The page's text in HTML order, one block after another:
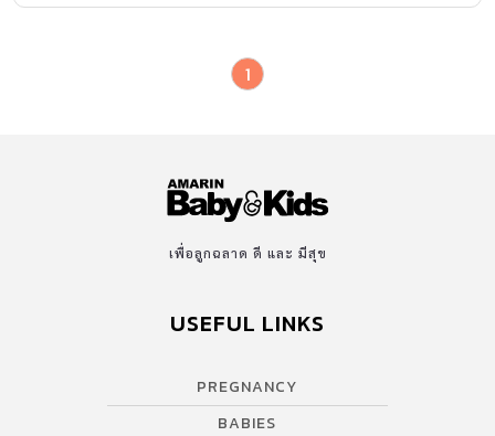
1
เพื่อลูกฉลาด ดี และ มีสุข
USEFUL LINKS
PREGNANCY
BABIES